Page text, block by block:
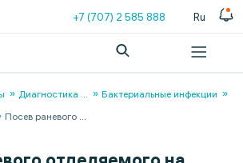
+7 (707) 2 585 888 Ru
Диагностика ...
Бактериальные инфекции
Посев раневого ...